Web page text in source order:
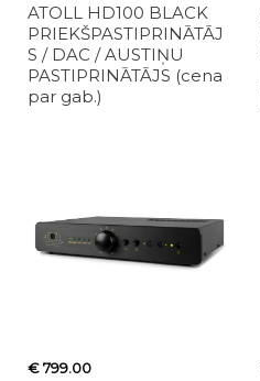
ATOLL HD100 BLACK
PRIEKŠPASTIPRINĀTĀJ
S / DAC / AUSTIŅU
PASTIPRINĀTĀJS (cena
par gab.)
€ 799.00